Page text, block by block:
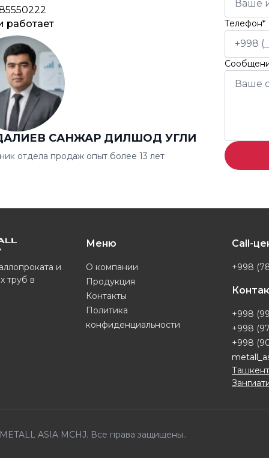
работает
САНЖАР ДИЛШОД УГЛИ
отдела продаж опыт более 13 лет
Телефон*
и
труб в
Меню
О компании
Продукция
Контакты
Политика
конфиденциальности
Call-
+998
+998
+998
+998
ASIA MCHJ. Все права защищены..